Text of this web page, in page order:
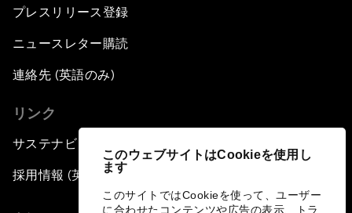
このウェブサイトはCookieを使用し
ます
このサイトではCookieを使って、ユーザー
に合わせたコンテンツや広告の表示、トラ
プレスリリース登録
ニュースレター購読
連絡先 (英語のみ)
リンク
サステナビリティへの取り組み
採用情報 (英語のみ)